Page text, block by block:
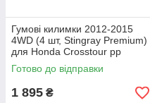
Гумові килимки 2012-2015
4WD (4 шт, Stingray Premium)
для Honda Crosstour рр
Готово до відправки
1 895 ₴